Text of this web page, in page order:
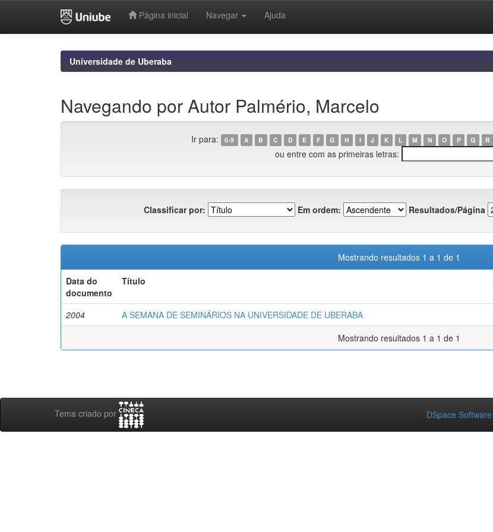
Página inicial Navegar Ajuda
Universidade de Uberaba
Navegando por Autor Palmério, Marcelo
Ir para: 0-9 A B C D E F G H I J K L M N O P Q R
ou entre com as primeiras letras:
Classificar por: Em ordem: Resultados/Página
Mostrando resultados 1 a 1 de 1
Data do
documento
Título
2004 A SEMANA DE SEMINÁRIOS NA UNIVERSIDADE DE UBERABA
Mostrando resultados 1 a 1 de 1
Tema criado por DSpace Software